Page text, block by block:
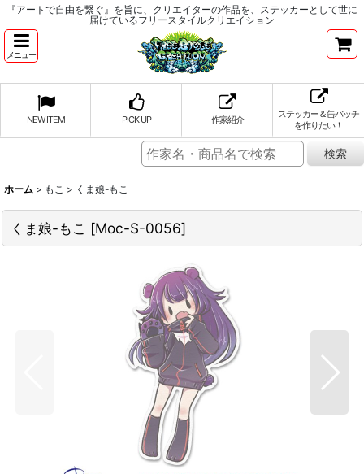
『アートで自由を繋ぐ』を旨に、クリエイターの作品を、ステッカーとして世に
届けているフリースタイルクリエイション
メニュー
NEW ITEM PICK UP 作家紹介
ステッカー＆缶バッチ
を作りたい！
ホーム > もこ > くま娘-もこ
くま娘-もこ [Moc-S-0056]